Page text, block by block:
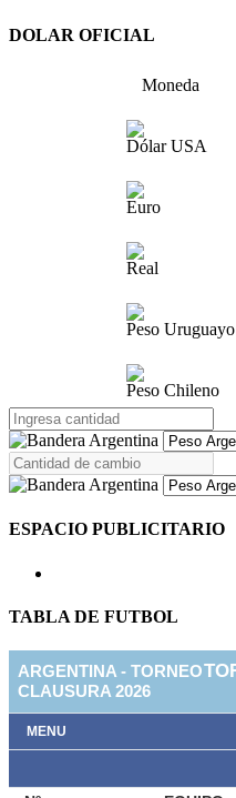
DOLAR OFICIAL
Moneda
Dólar USA
Euro
Real
Peso Uruguayo
Peso Chileno
ESPACIO PUBLICITARIO
TABLA DE FUTBOL